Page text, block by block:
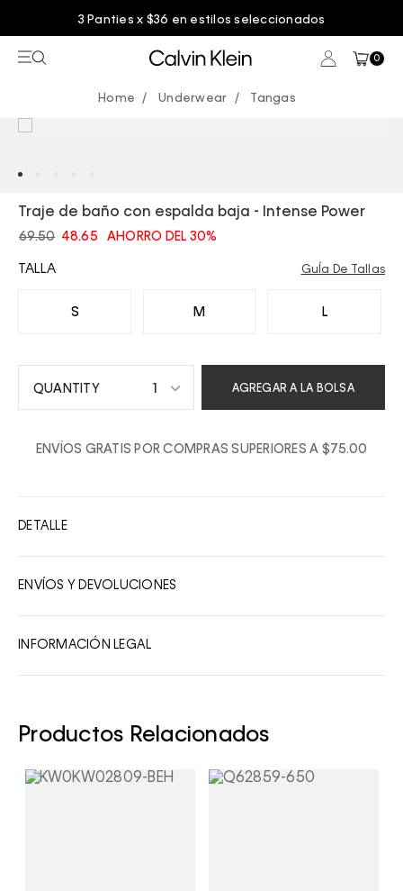
3 Panties x $36 en estilos seleccionados
0
Underwear Tangas
Traje de baño con espalda baja - Intense Power
69.50 48.65 AHORRO DEL 30%
TALLA
S M L
GuÍa De Tallas
1
2
AGREGAR A LA BOLSA
ENVÍOS GRATIS POR COMPRAS SUPERIORES A $75.00
DETALLE
ENVÍOS Y DEVOLUCIONES
INFORMACIÓN LEGAL
Productos Relacionados